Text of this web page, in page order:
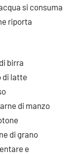
si consuma
riporta
birra
di latte
di manzo
di grano
e